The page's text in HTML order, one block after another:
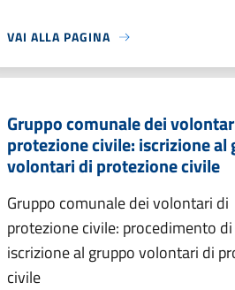
VAI ALLA PAGINA
Gruppo comunale dei
protezione civile: iscrizione al
volontari di protezione civile
Gruppo comunale dei volontari di
protezione civile: procedimento di
iscrizione al gruppo volontari di
civile